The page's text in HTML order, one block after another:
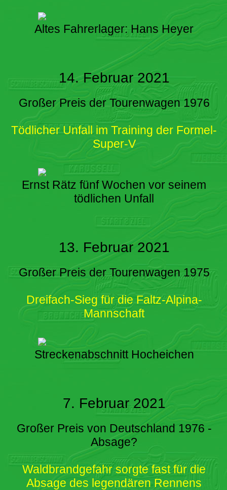
Altes Fahrerlager: Hans Heyer
14. Februar 2021
Großer Preis der Tourenwagen 1976
Tödlicher Unfall im Training der Formel-
Super-V
Ernst Rätz fünf Wochen vor seinem
tödlichen Unfall
13. Februar 2021
Großer Preis der Tourenwagen 1975
Dreifach-Sieg für die Faltz-Alpina-
Mannschaft
Streckenabschnitt Hocheichen
7. Februar 2021
Großer Preis von Deutschland 1976 -
Absage?
Waldbrandgefahr sorgte fast für die
Absage des legendären Rennens